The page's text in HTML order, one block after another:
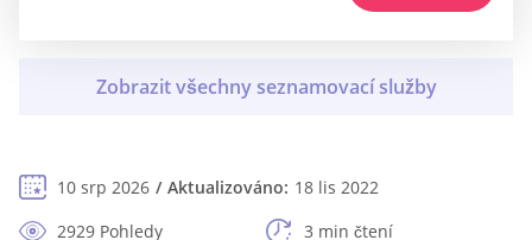
10 srp 2026 Aktualizováno: 18 lis 2022
2929 Pohledy
3 min čtení